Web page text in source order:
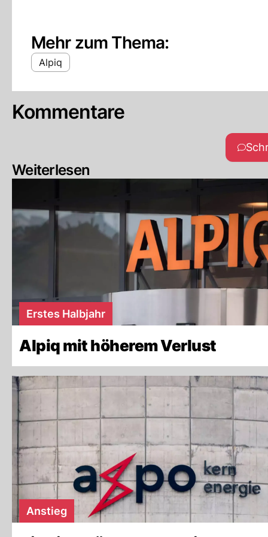
Mehr zum Thema:
Alpiq
Kommentare
Weiterlesen
Erstes Halbjahr
Alpiq mit höherem Verlust
Anstieg